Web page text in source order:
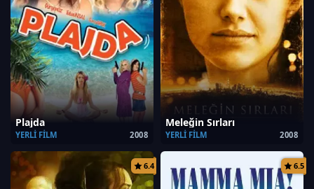
Plajda
2008
YERLI FILM
Meleğin Sırları
2008
YERLI FILM
6.4 6.5